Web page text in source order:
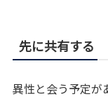
先に共有する
異性と会う予定が